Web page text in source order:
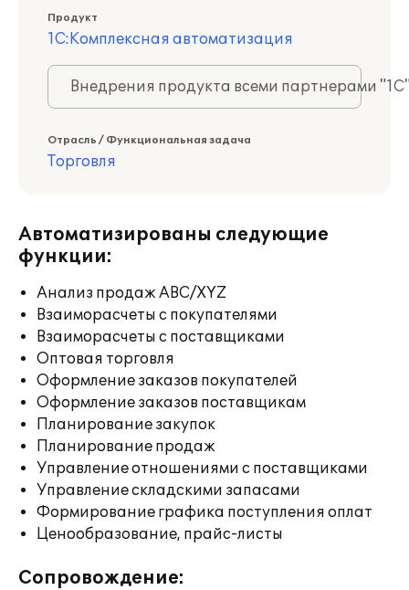
Продукт
1С:Комплексная автоматизация
Внедрения продукта всеми партнерами
Отрасль / Функциональная задача
Торговля
Автоматизированы следующие
функции:
Анализ продаж ABC/XYZ
Взаиморасчеты с покупателями
Взаиморасчеты с поставщиками
Оптовая торговля
Оформление заказов покупателей
Оформление заказов поставщикам
Планирование закупок
Планирование продаж
Управление отношениями с поставщиками
Управление складскими запасами
Формирование графика поступления оплат
Ценообразование, прайс-листы
Сопровождение: